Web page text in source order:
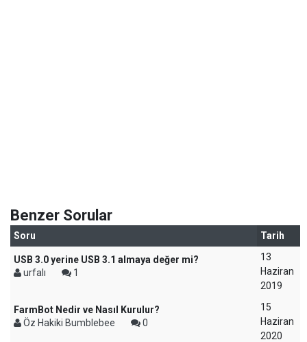
Benzer Sorular
Soru Tarih
USB 3.0 yerine USB 3.1 almaya değer mi?
urfalı
1
13
Haziran
2019
FarmBot Nedir ve Nasıl Kurulur?
Öz Hakiki Bumblebee
0
15
Haziran
2020